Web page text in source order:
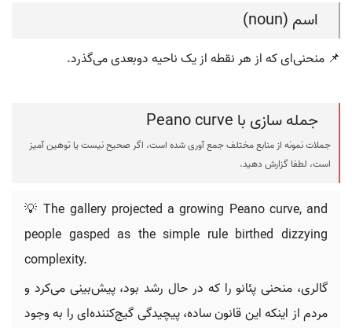
اسم (noun)
📌 منحنی‌ای که از هر نقطه از یک ناحیه دوبعدی می‌گذرد.
جمله سازی با Peano curve
جملات نمونه از منابع مختلف جمع آوری شده است، اگر صحیح نیست یا توهین آمیز
است، لطفا گزارش دهید.
💡 The gallery projected a growing Peano curve, and
people gasped as the simple rule birthed dizzying
complexity.
گالری، منحنی پئانو را که در حال رشد بود، پیش‌بینی می‌کرد و
مردم از اینکه این قانون ساده، پیچیدگی گیج‌کننده‌ای را به وجود